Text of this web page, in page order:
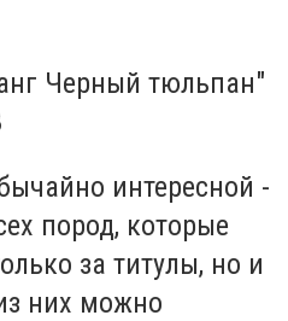
Черный тюльпан"
интересной -
пород, которые
за титулы, но и
них можно